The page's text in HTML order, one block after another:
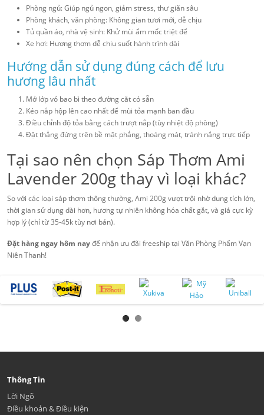
Phòng ngủ: Giúp ngủ ngon, giảm stress, thư giãn sâu
Phòng khách, văn phòng: Không gian tươi mới, dễ chịu
Tủ quần áo, nhà vệ sinh: Khử mùi ẩm mốc triệt để
Xe hơi: Hương thơm dễ chịu suốt hành trình dài
Hướng dẫn sử dụng đúng cách để lưu
hương lâu nhất
Mở lớp vỏ bao bì theo đường cắt có sẵn
Kéo nắp hộp lên cao nhất để mùi tỏa mạnh ban đầu
Điều chỉnh độ tỏa bằng cách trượt nắp (tùy nhiệt độ phòng)
Đặt thẳng đứng trên bề mặt phẳng, thoáng mát, tránh nắng trực tiếp
Tại sao nên chọn Sáp Thơm Ami
Lavender 200g thay vì loại khác?
So với các loại sáp thơm thông thường, Ami 200g vượt trội nhờ dung tích lớn,
thời gian sử dụng dài hơn, hương tự nhiên không hóa chất gắt, và giá cực kỳ
hợp lý (chỉ từ 35-45k tùy nơi bán).
Đặt hàng ngay hôm nayđể nhận ưu đãi freeship tại Văn Phòng Phẩm Vạn
Niên Thanh!
Thông Tin
Lời Ngõ
Điều khoản & Điều kiện